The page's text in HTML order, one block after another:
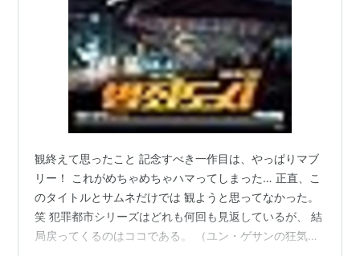
観終えて思ったこと 記念すべき一作目は、やっぱりマブ
リー！ これがめちゃめちゃハマってしまった… 正直、こ
のタイトルとサムネだけでは 観ようと思ってなかった。
笑 犯罪都市シリーズはどれも何回も見返しているが、 結
局戻ってくるのはココである。 （ユン・ゲサンの狂気に